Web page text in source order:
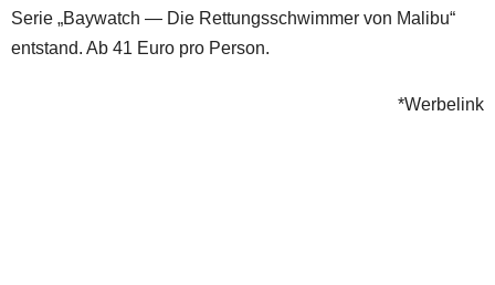
Serie „Baywatch — Die Rettungsschwimmer von Malibu“
entstand. Ab 41 Euro pro Person.
*Werbelink